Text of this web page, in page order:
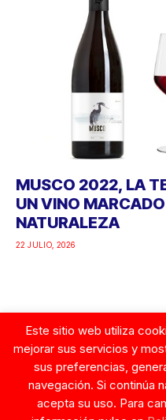
MUSCO 2022, LA
UN VINO
NATURALEZA
22 JULIO, 2026
Google
Este sitio web utiliza
mejorar sus servicios y
sus preferencias,
navegación. Si continúa
acepta su uso. Para